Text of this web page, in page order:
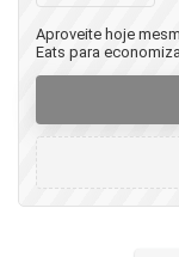
Aproveite hoje
Eats para